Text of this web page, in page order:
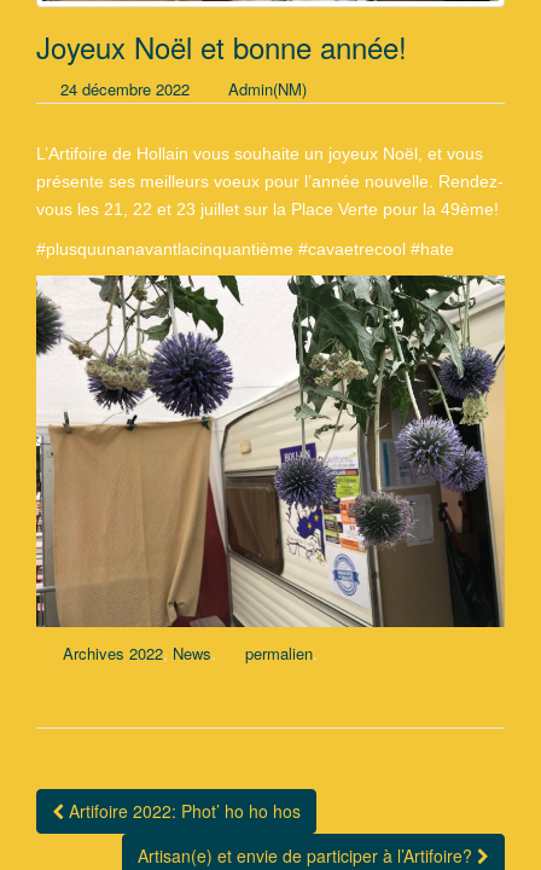
Joyeux Noël et bonne année!
24 décembre 2022 Admin(NM)
L’Artifoire de Hollain vous souhaite un joyeux Noël, et vous
présente ses meilleurs voeux pour l’année nouvelle. Rendez-
vous les 21, 22 et 23 juillet sur la Place Verte pour la 49ème!
#plusquunanavantlacinquantième #cavaetrecool #hate
Archives 2022, News. permalien.
Navigation Article
Artifoire 2022: Phot’ ho ho hos
Artisan(e) et envie de participer à l’Artifoire?